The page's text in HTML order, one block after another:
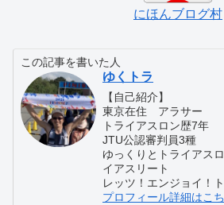
にほんブログ村
この記事を書いた人
ゆくトラ
【自己紹介】
東京在住 アラサー
トライアスロン歴7年
JTU公認審判員3種
ゆっくりとトライアス
イアスリート
レッツ！エンジョイ！
プロフィール詳細はこ